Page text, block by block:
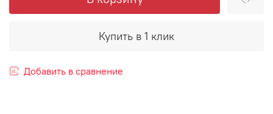
Купить в 1 клик
Добавить в сравнение